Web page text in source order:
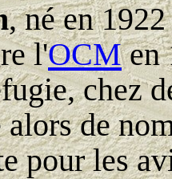
, né en
l'OCMen
chez
de
pour les